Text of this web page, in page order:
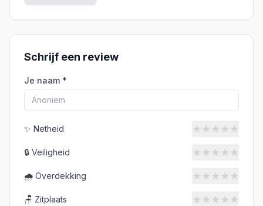
Schrijf een review
Je naam *
✨ Netheid ★★★★★
🔒 Veiligheid ★★★★★
🌧️ Overdekking ★★★★★
🪑 Zitplaats ★★★★★